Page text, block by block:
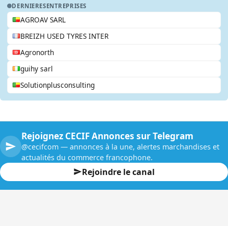
DERNIERESENTREPRISES
AGROAV SARL
BREIZH USED TYRES INTER
Agronorth
guihy sarl
Solutionplusconsulting
Rejoignez CECIF Annonces sur Telegram
@cecifcom — annonces à la une, alertes marchandises et
actualités du commerce francophone.
Rejoindre le canal